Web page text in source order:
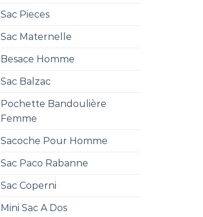
Sac Pieces
Sac Maternelle
Besace Homme
Sac Balzac
Pochette Bandoulière
Femme
Sacoche Pour Homme
Sac Paco Rabanne
Sac Coperni
Mini Sac A Dos